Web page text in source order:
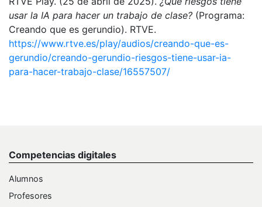
usar la IA para hacer un trabajo de clase? (Programa:
Creando que es gerundio). RTVE.
https://www.rtve.es/play/audios/creando-que-es-
gerundio/creando-gerundio-riesgos-tiene-usar-ia-
para-hacer-trabajo-clase/16557507/
Competencias digitales
Alumnos
Profesores